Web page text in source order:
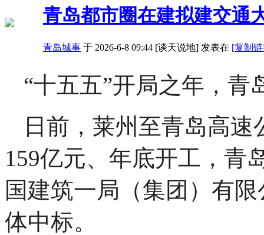
青岛都市圈在建拟建交通
青岛城事 于 2026-6-8 09:44 [谈天说地] 发表在 [复制
“十五五”开局之年，
日前，莱州至青岛高
159亿元、年底开工，青
国建筑一局（集团）有
体中标。